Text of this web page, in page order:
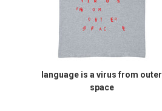
language is a virus from outer
space